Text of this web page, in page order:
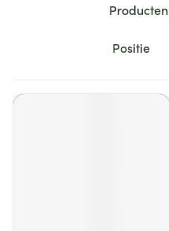
Producten
Sorteer op: